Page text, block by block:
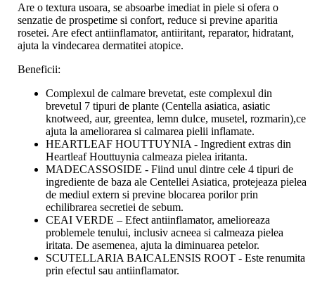
Are o textura usoara, se absoarbe imediat in piele si ofera o
senzatie de prospetime si confort, reduce si previne aparitia
rosetei. Are efect antiinflamator, antiiritant, reparator, hidratant,
ajuta la vindecarea dermatitei atopice.
Beneficii:
Complexul de calmare brevetat, este complexul din
brevetul 7 tipuri de plante (Centella asiatica, asiatic
knotweed, aur, greentea, lemn dulce, musetel, rozmarin),ce
ajuta la ameliorarea si calmarea pielii inflamate.
HEARTLEAF HOUTTUYNIA - Ingredient extras din
Heartleaf Houttuynia calmeaza pielea iritanta.
MADECASSOSIDE - Fiind unul dintre cele 4 tipuri de
ingrediente de baza ale Centellei Asiatica, protejeaza pielea
de mediul extern si previne blocarea porilor prin
echilibrarea secretiei de sebum.
CEAI VERDE – Efect antiinflamator, amelioreaza
problemele tenului, inclusiv acneea si calmeaza pielea
iritata. De asemenea, ajuta la diminuarea petelor.
SCUTELLARIA BAICALENSIS ROOT - Este renumita
prin efectul sau antiinflamator.